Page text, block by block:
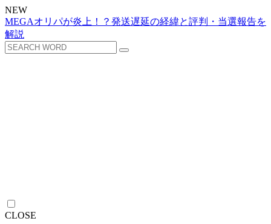
NEW
MEGAオリパが炎上！？発送遅延の経緯と評判・当選報告を
解説
CLOSE